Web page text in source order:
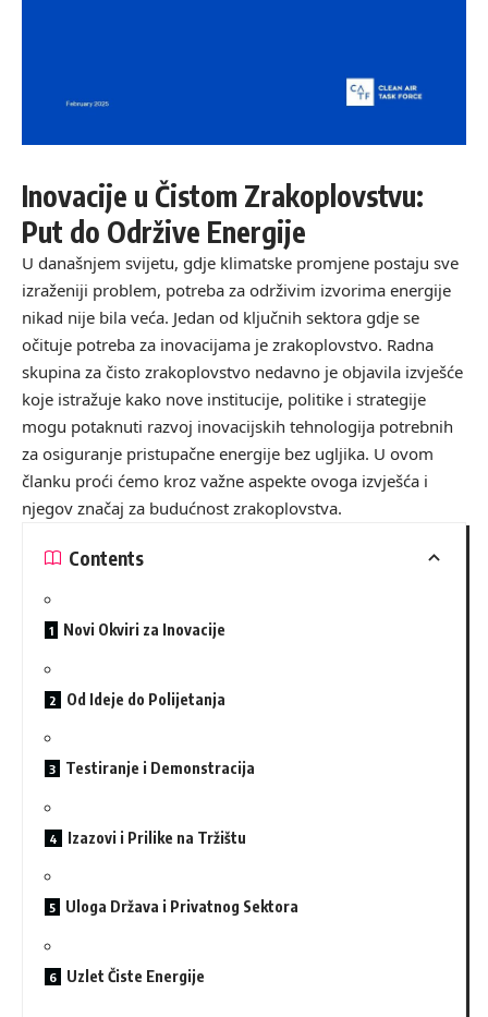
Inovacije u Čistom Zrakoplovstvu:
Put do Održive Energije
U današnjem svijetu, gdje klimatske promjene postaju sve
izraženiji problem, potreba za održivim izvorima energije
nikad nije bila veća. Jedan od ključnih sektora gdje se
očituje potreba za inovacijama je zrakoplovstvo. Radna
skupina za čisto zrakoplovstvo nedavno je objavila izvješće
koje istražuje kako nove institucije, politike i strategije
mogu potaknuti razvoj inovacijskih tehnologija potrebnih
za osiguranje pristupačne energije bez ugljika. U ovom
članku proći ćemo kroz važne aspekte ovoga izvješća i
njegov značaj za budućnost zrakoplovstva.
Contents
Novi Okviri za Inovacije
Od Ideje do Polijetanja
Testiranje i Demonstracija
Izazovi i Prilike na Tržištu
Uloga Država i Privatnog Sektora
Uzlet Čiste Energije